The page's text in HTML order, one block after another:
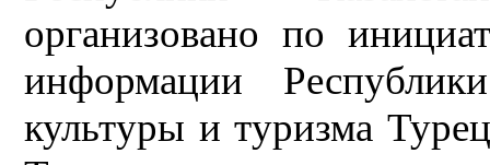
организовано по
информации
культуры и туризма